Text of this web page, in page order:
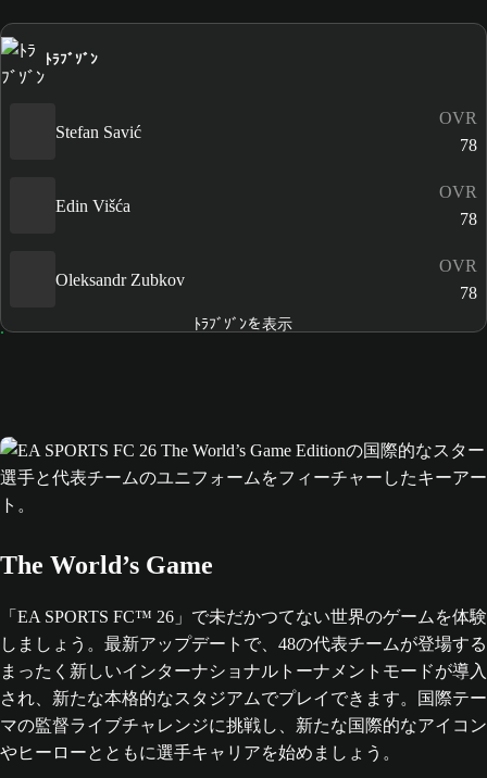
ﾄﾗﾌﾞｿﾞﾝ
Stefan Savić
OVR
78
Edin Višća
OVR
78
Oleksandr Zubkov
OVR
78
ﾄﾗﾌﾞｿﾞﾝを表示
The World’s Game
「EA SPORTS FC™ 26」で未だかつてない世界のゲームを体験
しましょう。最新アップデートで、48の代表チームが登場する
まったく新しいインターナショナルトーナメントモードが導入
され、新たな本格的なスタジアムでプレイできます。国際テー
マの監督ライブチャレンジに挑戦し、新たな国際的なアイコン
やヒーローとともに選手キャリアを始めましょう。